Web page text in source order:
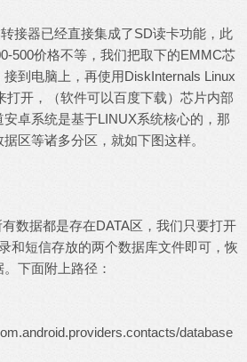
器已经直接集成了SD读卡功能，此
500价格不等，我们把取下的EMMC芯
接到电脑上，再使用DiskInternals Linux
打开，（软件可以百度下载）芯片内部
卓系统是基于LINUX系统核心的，那
区等诸多分区，就如下图这样。
据都是存在DATA区，我们只要打开
和短信存放的两个数据库文件即可，恢
下面附上路径：
database